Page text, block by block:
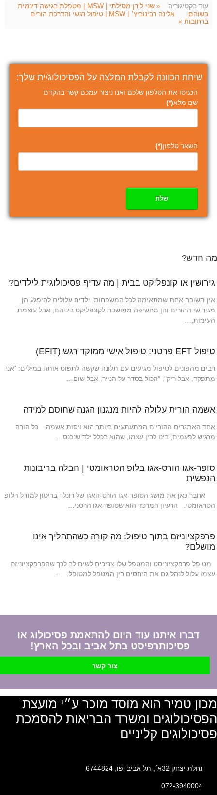
עוד בקטיגוריה
« שני לירן מסילתי | MSW | מטפלת בגישה דינמית
בשוהם
אלינה רבינוביץ׳ | MSW | טיפול רגשי והדרכת הורים
ברחובות »
שיחת הכוונה לקבלת המלצה על הפסיכולוג/ית שלך:
הכניסו את הטלפון שלכם ואנו ניצור עמכם קשר בהקדם
שם מלא(*)
השאר טלפון(*)
שלח
מה חדש?
גירושין או קונפליקט בבית | מה עדיף פסיכולוגית לילדים?
אין תשובה אחת שמתאימה לכל המשפחות. ילדים עלולים להיפגע הן
מגירושי ההורים והן מחשיפה ממושכת לקונפליקט ביניהם, אבל עוצמת
העימות,…
טיפול EFT פרטני: טיפול אישי ממוקד רגש (EFIT)
רבים מהפונים לטיפול מגיעים עם תלונה שקשה לתפוס אותה במילים: "אני
מתפקד, אבל ריק", "הכול בסדר על הנייר, אבל שום…
אשמה הורית עלולה להיות מנגנון הגנה שחוסם למידה
אחד האתגרים ההוריים המתעתעים ביותר הוא ויסות אשמה. כל הורה
מרגיש לפעמים, בינו לבין עצמו, שהוא בכלל ילד שנכנס…
סופר-אגו הורס-אגו בלופ הטראומטי | חבלה בריבונות
הנפשית
אחבר כאן את מושג הסופר-אגו הורס-האגו של רונלד בריטון למודל הלופ
הטראומטי. הרעיון המרכזי הוא שסופר-אגו הרסני…
פרפקציוניזם בתוך טיפול: מה קורה כשהתהליך אינו
מושלם?
מטופל פרפקציוניסט והמטפל שלו צריכים לשים לב לכך שהפרפקציוניזם
עצמו עלול לנהל גם את היחסים בין המטפל למטופל. …
דברו איתנו עוד היום להתאמת פסיכולוג או
פסיכותרפיסט בתל אביב ובכל הארץ!
צור קשר
מכון טמיר הוא מוסד מוכר ע״י מועצת
הפסיכולוגים ומשרד הבריאות להסמכת
פסיכולוגים קליניים
נחלת יצחק 32א׳, תל אביב יפו, 6744824
072-3940004